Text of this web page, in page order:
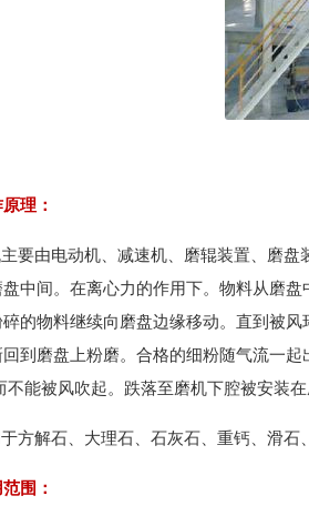
理：
由电动机、减速机、磨辊装置、磨盘
中间。在离心力的作用下。物料从磨
的物料继续向磨盘边缘移动。直到被
到磨盘上粉磨。合格的细粉随气流一
不能被风吹起。跌落至磨机下腔被安装
解石、大理石、石灰石、重钙、滑石
围：